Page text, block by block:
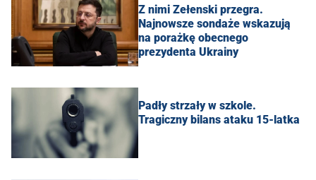
Z nimi Zełenski przegra.
Najnowsze sondaże wskazują
na porażkę obecnego
prezydenta Ukrainy
Padły strzały w szkole.
Tragiczny bilans ataku 15-latka